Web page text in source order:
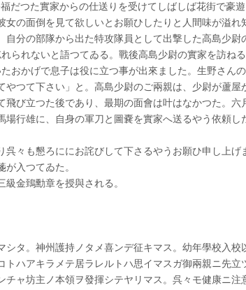
だつた實家からの仕送りを受けてしばしば花街で豪
の面倒を見て欲しいとお願ひしたりと人間味が溢れ
分の部隊から出た特攻隊員として出撃した高島少尉
られないと語つてゐる。戰後高島少尉の實家を訪ね
おかげで息子は役に立つ事が出來ました。生野さん
つて下さい」と。高島少尉のご兩親は、少尉が蘆屋
び立つた後であり、最期の面會は叶はなかつた。六
行雄に、自身の軍刀と圖嚢を實家へ送るやう依頼し
呉々も懇ろににお詫びして下さるやうお願ひ申し上げ
入つてゐた。
金鵄勳章を授與される。
タ。神州護持ノタメ喜ンデ征キマス。幼年學校入校
ハアキラメテ居ラレルトハ思イマスガ御兩親ニ先立
ャ坊主ノ本領ヲ發揮シテヤリマス。呉々モ健康ニ注